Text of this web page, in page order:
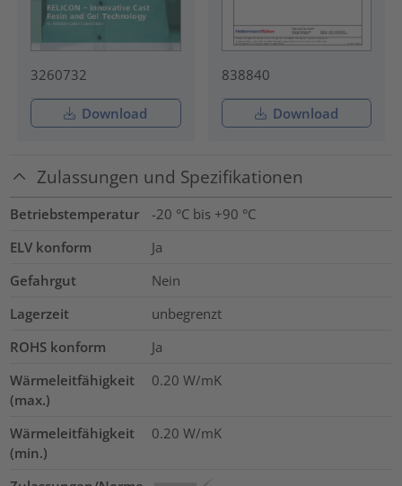
3260732
Download
838840
Download
Zulassungen und Spezifikationen
Betriebstemperatur
-20 °C bis +90 °C
ELV konform
Ja
Gefahrgut
Nein
Lagerzeit
unbegrenzt
ROHS konform
Ja
Wärmeleitfähigkeit
(max.)
0.20 W/mK
Wärmeleitfähigkeit
(min.)
0.20 W/mK